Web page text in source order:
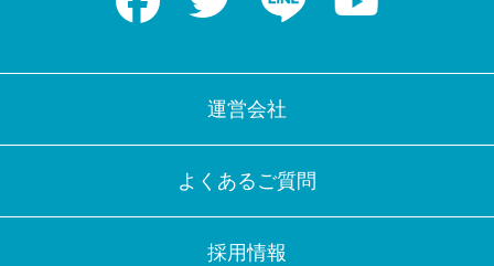
運営会社
よくあるご質問
採用情報